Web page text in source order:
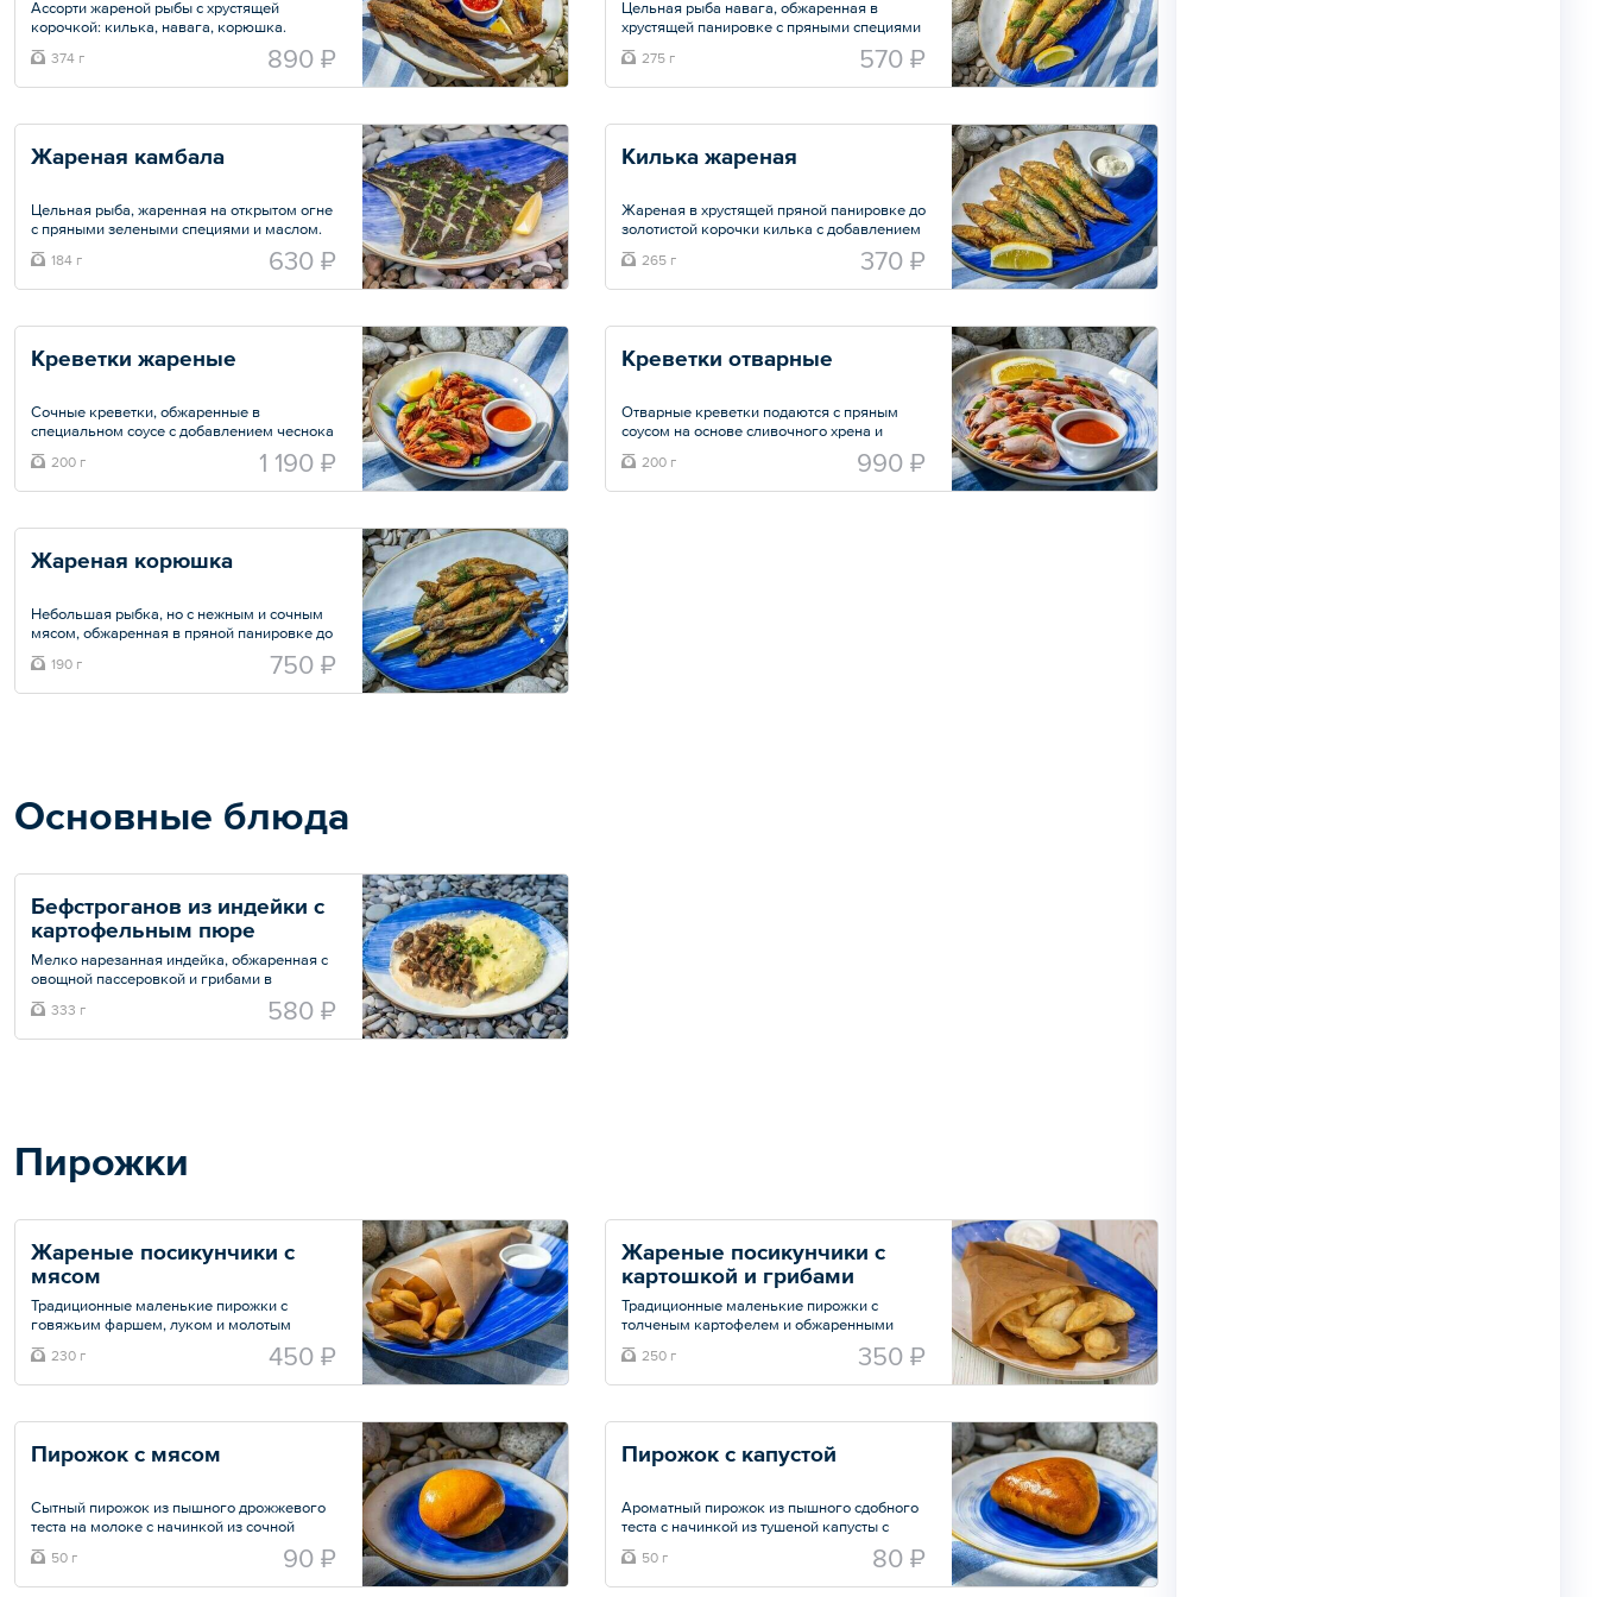
Ассорти жареной рыбы с хрустящей
корочкой: килька, навага, корюшка.
Подается с фирменным соусом «Тартар»,
особенный вкус которому придают
маринованными маслинами и чесночным
374 г 890 ₽
Цельная рыба навага, обжаренная в
хрустящей панировке с пряными специями
до золотистого цвета.
Общий вес – 275 г
275 г 570 ₽
Жареная камбала
Цельная рыба, жаренная на открытом огне
с пряными зелеными специями и маслом.
Подается с долькой лимона.
Общий вес – 184 г
184 г 630 ₽
Килька жареная
Жареная в хрустящей пряной панировке до
золотистой корочки килька с добавлением
чеснока. Подается с фирменным соусом
«Тартар», подчеркивающим нежный и
мягкий вкус рыбы. Соус готовится на
пикулями и каперсами.
Общий вес – 265 г
265 г 370 ₽
Креветки жареные
Сочные креветки, обжаренные в
специальном соусе с добавлением чеснока
и кориандра. Подаются с пикантным
миксом сливочного хрена и острой аджики.
200 г 1 190 ₽
Креветки отварные
Отварные креветки подаются с пряным
соусом на основе сливочного хрена и
острой аджики. Идеальное дополнение к
любимым морепродуктам.
200 г 990 ₽
Жареная корюшка
Небольшая рыбка, но с нежным и сочным
мясом, обжаренная в пряной панировке до
хрустящей корочки.
Общий вес – 190 г
190 г 750 ₽
Основные блюда
Бефстроганов из индейки с
картофельным пюре
Мелко нарезанная индейка, обжаренная с
овощной пассеровкой и грибами в
Подается с нежным картофельным пюре
на молоке со сливочным маслом.
333 г 580 ₽
Пирожки
Жареные посикунчики с
мясом
Традиционные маленькие пирожки с
говяжьим фаршем, луком и молотым
цвета.
230 г 450 ₽
Жареные посикунчики с
картошкой и грибами
Традиционные маленькие пирожки с
толченым картофелем и обжаренными
цвета.
250 г 350 ₽
Пирожок с мясом
Сытный пирожок из пышного дрожжевого
теста на молоке с начинкой из сочной
зелени.
50 г 90 ₽
Пирожок с капустой
Ароматный пирожок из пышного сдобного
теста с начинкой из тушеной капусты с
Общий вес – 50 г
50 г 80 ₽